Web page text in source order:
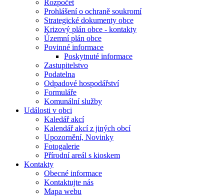
Rozpočet
Prohlášení o ochraně soukromí
Strategické dokumenty obce
Krizový plán obce - kontakty
Územní plán obce
Povinné informace
Poskytnuté informace
Zastupitelstvo
Podatelna
Odpadové hospodářství
Formuláře
Komunální služby
Události v obci
Kaledář akcí
Kalendář akcí z jiných obcí
Upozornění, Novinky
Fotogalerie
Přírodní areál s kioskem
Kontakty
Obecné informace
Kontaktujte nás
Mapa webu